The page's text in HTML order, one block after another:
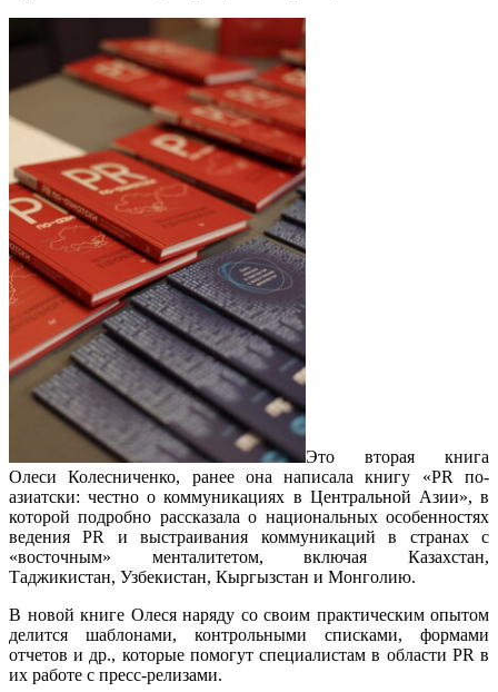
Это вторая книга
Олеси Колесниченко, ранее она написала книгу «PR по-
азиатски: честно о коммуникациях в Центральной Азии», в
которой подробно рассказала о национальных особенностях
ведения PR и выстраивания коммуникаций в странах с
«восточным» менталитетом, включая Казахстан,
Таджикистан, Узбекистан, Кыргызстан и Монголию.
В новой книге Олеся наряду со своим практическим опытом
делится шаблонами, контрольными списками, формами
отчетов и др., которые помогут специалистам в области PR в
их работе с пресс-релизами.